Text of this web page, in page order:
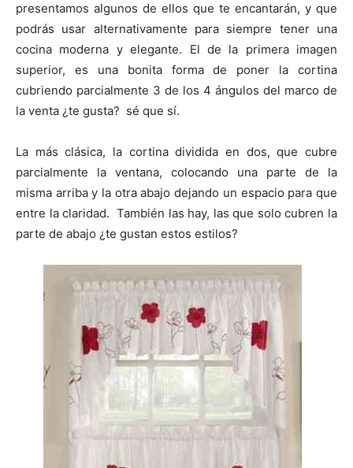
presentamos algunos de ellos que te encantarán, y que
podrás usar alternativamente para siempre tener una
cocina moderna y elegante. El de la primera imagen
superior, es una bonita forma de poner la cortina
cubriendo parcialmente 3 de los 4 ángulos del marco de
la venta ¿te gusta? sé que sí.
La más clásica, la cortina dividida en dos, que cubre
parcialmente la ventana, colocando una parte de la
misma arriba y la otra abajo dejando un espacio para que
entre la claridad. También las hay, las que solo cubren la
parte de abajo ¿te gustan estos estilos?